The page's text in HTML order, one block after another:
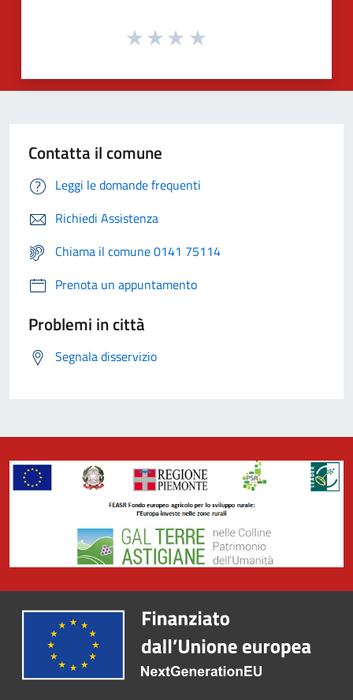
Contatta il comune
Leggi le domande frequenti
Richiedi Assistenza
Chiama il comune 0141 75114
Prenota un appuntamento
Problemi in città
Segnala disservizio